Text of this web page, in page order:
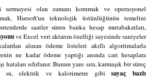
olan zamanı korumak ve operasyonel
Hursoft'un teknolojik üstünlüğünün temelini
saatler süren banka hesap mutabakatları,
ve Excel veri aktarım özelliği sayesinde saniyeler
alınan ödeme listeleri akıllı algoritmalarla
ne kadar ödeme yaptığı anında cari hesaplara
sıfırlanır. Bunun yanı sıra, karmaşık bir süreç
su, elektrik ve kalorimetre gibisayaç bazlı